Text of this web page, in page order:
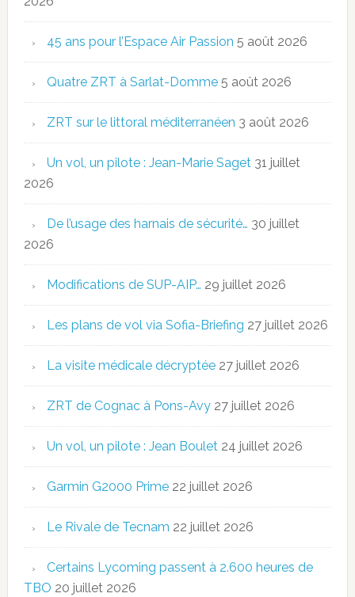
45 ans pour l’Espace Air Passion 5 août 2026
Quatre ZRT à Sarlat-Domme 5 août 2026
ZRT sur le littoral méditerranéen 3 août 2026
Un vol, un pilote : Jean-Marie Saget 31 juillet
2026
De l’usage des harnais de sécurité… 30 juillet
2026
Modifications de SUP-AIP… 29 juillet 2026
Les plans de vol via Sofia-Briefing 27 juillet 2026
La visite médicale décryptée 27 juillet 2026
ZRT de Cognac à Pons-Avy 27 juillet 2026
Un vol, un pilote : Jean Boulet 24 juillet 2026
Garmin G2000 Prime 22 juillet 2026
Le Rivale de Tecnam 22 juillet 2026
Certains Lycoming passent à 2.600 heures de
TBO 20 juillet 2026